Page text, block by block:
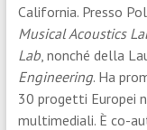
California. Presso
Musical Acoustics
Lab, nonché della
Engineering. Ha
30 progetti Europei
multimediali. È co-